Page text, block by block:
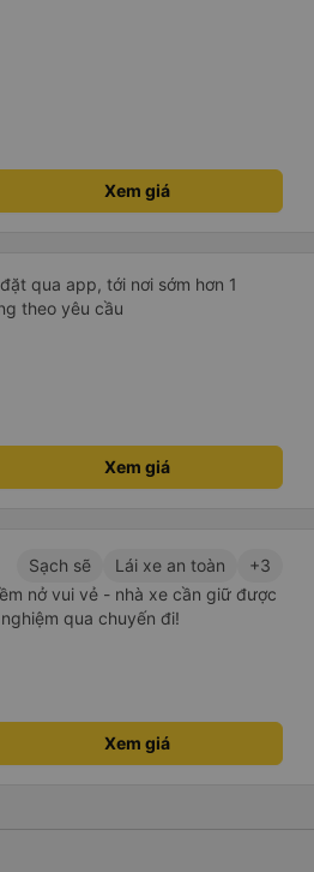
Xem giá
qua app, tới nơi sớm hơn 1
theo yêu cầu
Xem giá
Sạch sẽ Lái xe an toàn
+3
nở vui vẻ - nhà xe cần giữ được
qua chuyến đi!
Xem giá